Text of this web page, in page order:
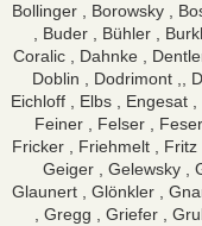
Bollinger , Borowsky ,
, Buder , Bühler ,
Coralic , Dahnke ,
Doblin , Dodrimont ,,
Eichloff , Elbs , Engesat
Feiner , Felser ,
Fricker , Friehmelt ,
Geiger , Gelewsky ,
Glaunert , Glönkler ,
, Gregg , Griefer ,